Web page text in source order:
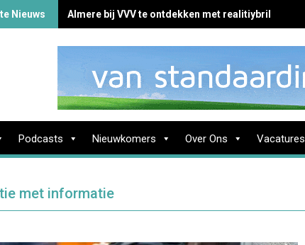
Nieuws Almere bij VVV te ontdekken met realitiybril
Podcasts Nieuwkomers Over Ons Vacatures
met informatie